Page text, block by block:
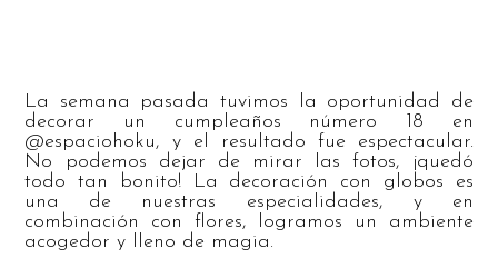
La semana pasada tuvimos la oportunidad de
decorar un cumpleaños número 18 en
@espaciohoku, y el resultado fue espectacular.
No podemos dejar de mirar las fotos, ¡quedó
todo tan bonito! La decoración con globos es
una de nuestras especialidades, y en
combinación con flores, logramos un ambiente
acogedor y lleno de magia.